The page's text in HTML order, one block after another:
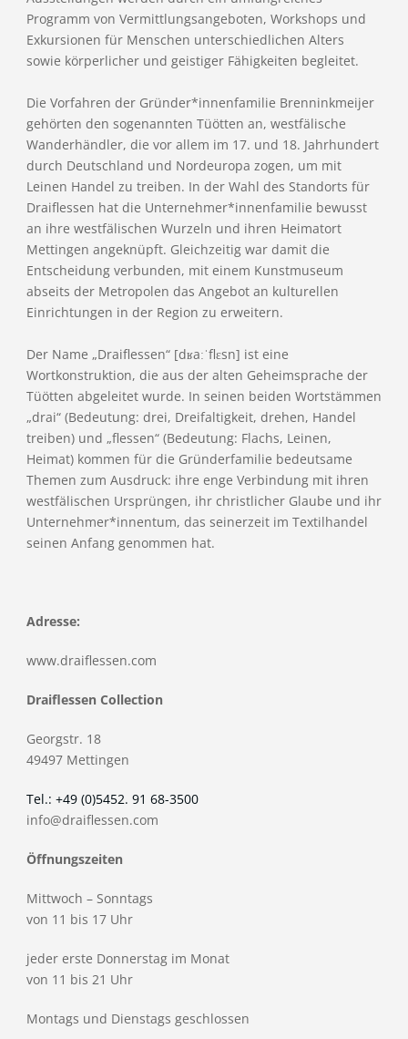
Programm von Vermittlungsangeboten, Workshops und
Exkursionen für Menschen unterschiedlichen Alters
sowie körperlicher und geistiger Fähigkeiten begleitet.
Die Vorfahren der Gründer*innenfamilie Brenninkmeijer
gehörten den sogenannten Tüötten an, westfälische
Wanderhändler, die vor allem im 17. und 18. Jahrhundert
durch Deutschland und Nordeuropa zogen, um mit
Leinen Handel zu treiben. In der Wahl des Standorts für
Draiflessen hat die Unternehmer*innenfamilie bewusst
an ihre westfälischen Wurzeln und ihren Heimatort
Mettingen angeknüpft. Gleichzeitig war damit die
Entscheidung verbunden, mit einem Kunstmuseum
abseits der Metropolen das Angebot an kulturellen
Einrichtungen in der Region zu erweitern.
Der Name „Draiflessen“ [dʁaːˈflɛsn] ist eine
Wortkonstruktion, die aus der alten Geheimsprache der
Tüötten abgeleitet wurde. In seinen beiden Wortstämmen
„drai“ (Bedeutung: drei, Dreifaltigkeit, drehen, Handel
treiben) und „flessen“ (Bedeutung: Flachs, Leinen,
Heimat) kommen für die Gründerfamilie bedeutsame
Themen zum Ausdruck: ihre enge Verbindung mit ihren
westfälischen Ursprüngen, ihr christlicher Glaube und ihr
Unternehmer*innentum, das seinerzeit im Textilhandel
seinen Anfang genommen hat.
Adresse:
www.draiflessen.com
Draiflessen Collection
Georgstr. 18
49497 Mettingen
Tel.: +49 (0)5452. 91 68-3500
info@draiflessen.com
Öffnungszeiten
Mittwoch – Sonntags
von 11 bis 17 Uhr
jeder erste Donnerstag im Monat
von 11 bis 21 Uhr
Montags und Dienstags geschlossen